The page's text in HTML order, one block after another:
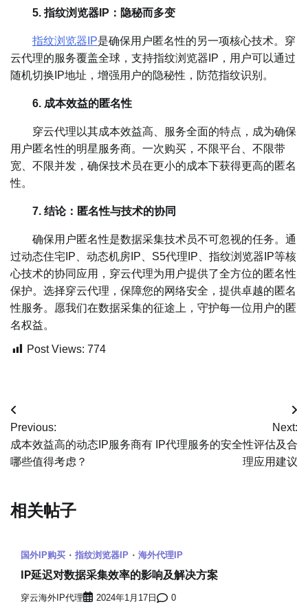
5. 指纹浏览器IP：隐秘而多变
指纹浏览器IP是确保用户匿名性的另一项核心技术。穿
云代理的服务覆盖全球，支持指纹浏览器IP，用户可以通过
随机切换IP地址，增强用户的隐秘性，防范指纹识别。
6. 成本效益的匿名性
穿云代理以其成本效益高、服务全面的特点，成为确保
用户匿名性的明星服务商。一次购买，不限平台、不限带
宽、不限并发，确保技术员在更小的成本下获得更高的匿名
性。
7. 结论：匿名性与技术的协同
确保用户匿名性是数据采集技术员不可忽视的任务。通
过动态住宅IP、动态机房IP、S5代理IP、指纹浏览器IP等核
心技术的协同应用，穿云代理为用户提供了全方位的匿名性
保护。选择穿云代理，保障您的网络安全，提供卓越的匿名
性服务。愿我们在数据采集的征途上，守护每一位用户的匿
名权益。
Post Views: 774
文
章
导
Previous:
成本效益高的动态IP服务商有
哪些值得考虑？
Next:
IP代理服务的安全性评估及合
理应用建议
相关帖子
国外IP购买 指纹浏览器IP 海外代理IP
IP延迟对数据采集效率的影响及解决方案
穿云海外IP代理 2024年1月17日 0